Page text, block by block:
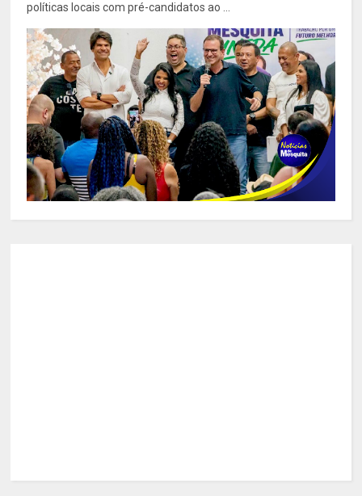
políticas locais com pré-candidatos ao ...